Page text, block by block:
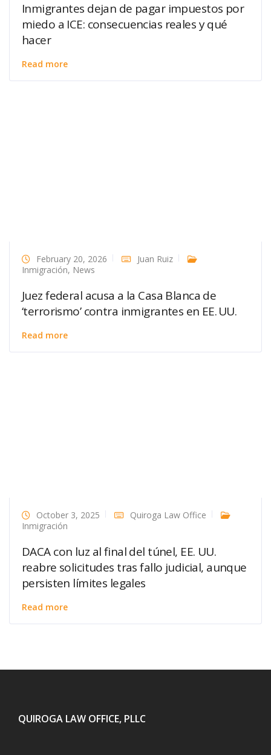
Inmigrantes dejan de pagar impuestos por
miedo a ICE: consecuencias reales y qué
hacer
Read more
February 20, 2026
Juan Ruiz
Inmigración, News
Juez federal acusa a la Casa Blanca de
‘terrorismo’ contra inmigrantes en EE. UU.
Read more
October 3, 2025
Quiroga Law Office
Inmigración
DACA con luz al final del túnel, EE. UU.
reabre solicitudes tras fallo judicial, aunque
persisten límites legales
Read more
QUIROGA LAW OFFICE, PLLC